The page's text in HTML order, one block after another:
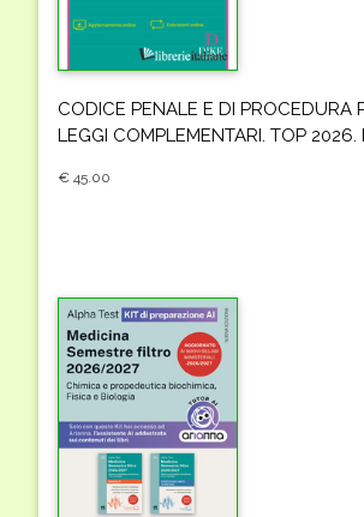
CODICE PENALE E DI PROCEDURA
LEGGI COMPLEMENTARI. TOP 2026.
€ 45.00